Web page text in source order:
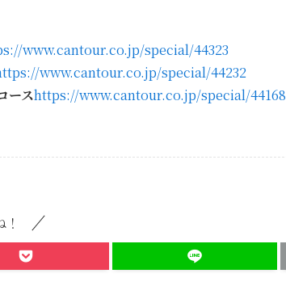
www.cantour.co.jp/special/44323
www.cantour.co.jp/special/44232
ースhttps://www.cantour.co.jp/special/44168